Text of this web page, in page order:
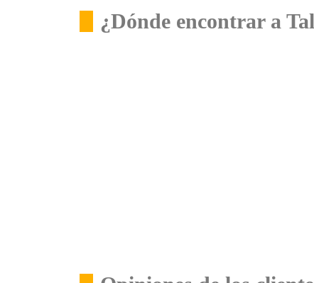
¿Dónde encontrar a